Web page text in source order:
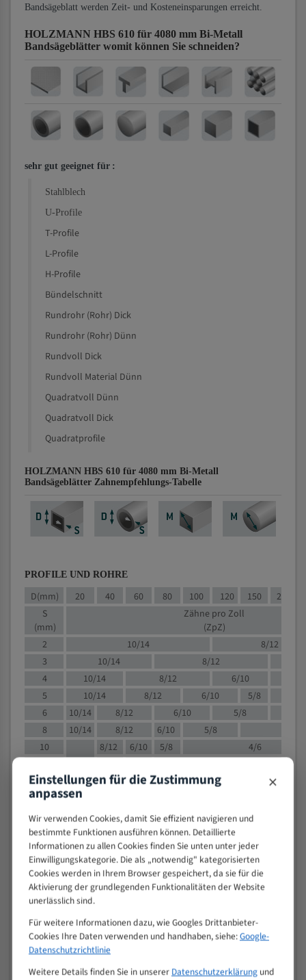
Bandsägeblatt werden Zeit- und Kosteneinsparungen erreicht.
HOLZMANN HBS 610 für 4080 mm Bi-Metall
Bandsägeblätter womit können Sie schneiden?
sehr gut geeignet für :
Stahlblech
U-Profile
T-Profile
L-Profile
H-Profile
Bündelschnitt
Rundrohr (Rohr) Dick
Rundrohr (Rohr) Dünn
Rundvoll Dick
Rundvoll Material Dünn
Quadratvoll Dünn
Quadratvoll Dick
Quadratprofile
HOLZMANN HBS 610 für 4080 mm Bi-Metall
Bandsägeblätter Zahnempfehlungs-Tabelle
PROFILE UND ROHRE
D(mm) 20 40 60 80 100 120 150 200
S
(mm)
Zähne pro Zoll
(ZpZ)
2
10/14
8/12
3
10/14 8/12
4
10/14 8/12 6/10
5
10/14 8/12 6/10
5/8
6
10/14 8/12 6/10
5/8
8
10/14 8/12 6/10 5/8
10
8/12 6/10 5/8
4/6
15
8/12 6/10
4/5
20
30
4/5
50
80
> 100
VOLLMATERIAL
M (mm)
Zähne pro
Zoll (ZpZ))
>
10/14
Einstellungen für die Zustimmung
anpassen ×
Wir verwenden Cookies, damit Sie effizient navigieren und
bestimmte Funktionen ausführen können. Detaillierte
Informationen zu allen Cookies finden Sie unten unter jeder
Einwilligungskategorie. Die als „notwendig" kategorisierten
Cookies werden in Ihrem Browser gespeichert, da sie für die
Aktivierung der grundlegenden Funktionalitäten der Website
unerlässlich sind.
Für weitere Informationen dazu, wie Googles Drittanbieter-
Cookies Ihre Daten verwenden und handhaben, siehe:Google-
Datenschutzrichtlinie
Weitere Details finden Sie in unserer Datenschutzerklärungund